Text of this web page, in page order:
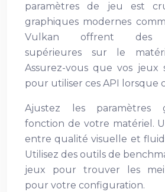
paramètres de jeu est
graphiques modernes
Vulkan offrent des
supérieures sur le
Assurez-vous que vos jeux
pour utiliser ces API lorsque
Ajustez les paramètres
fonction de votre matériel.
entre qualité visuelle et
Utilisez des outils de
jeux pour trouver les
pour votre configuration.